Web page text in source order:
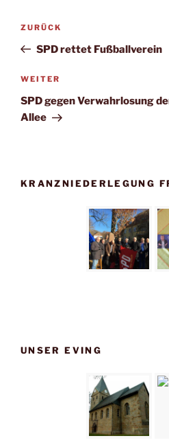
Beitragsnavigation
Vorheriger
Beitrag
ZURÜCK
SPD rettet Fußballverein
Nächster
Beitrag
WEITER
SPD gegen Verwahrlosung
Allee
KRANZNIEDERLEGUNG
UNSER EVING